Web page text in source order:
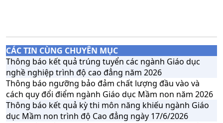
CÁC TIN CÙNG CHUYÊN MỤC
Thông báo kết quả trúng tuyển các ngành Giáo dục
nghề nghiệp trình độ cao đẳng năm 2026
Thông báo ngưỡng bảo đảm chất lượng đầu vào và
cách quy đổi điểm ngành Giáo dục Mầm non năm 2026
Thông báo kết quả kỳ thi môn năng khiếu ngành Giáo
dục Mầm non trình độ Cao đẳng ngày 17/6/2026